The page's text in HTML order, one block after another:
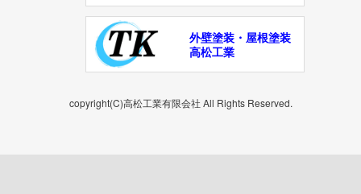
外壁塗装・屋根塗装
高松工業
copyright(C)高松工業有限会社 All Rights Reserved.